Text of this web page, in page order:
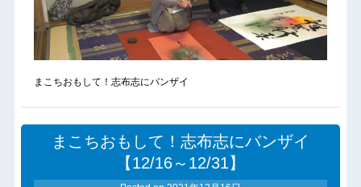
まこちおもして！志布志にバンザイ
まこちおもして！志布志にバンザイ
【12/16～12/31】